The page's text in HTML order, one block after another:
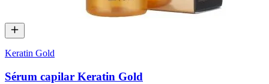
Keratin Gold
Sérum capilar Keratin Gold